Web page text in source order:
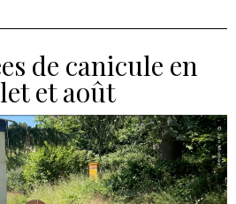
de canicule en
et août